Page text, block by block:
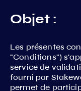
Objet :
Les présentes
"Conditions")
service de
fourni par
permet de